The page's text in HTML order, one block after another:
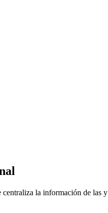
la información de las